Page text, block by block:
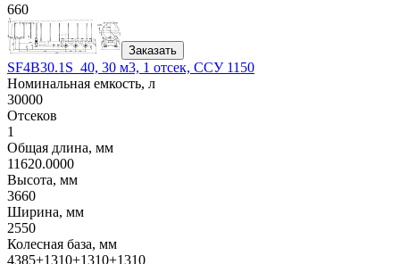
660
Заказать
SF4B30.1S_40, 30 м3, 1 отсек, ССУ 1150
Номинальная емкость, л
30000
Отсеков
1
Общая длина, мм
11620.0000
Высота, мм
3660
Ширина, мм
2550
Колесная база, мм
4385+1310+1310+1310